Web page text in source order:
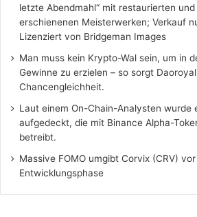
letzte Abendmahl“ mit restaurierten
erschienenen Meisterwerken; Verkauf
Lizenziert von Bridgeman Images
Man muss kein Krypto-Wal sein, um in
Gewinne zu erzielen – so sorgt
Chancengleichheit.
Laut einem On-Chain-Analysten wurde
aufgedeckt, die mit Binance Alpha-
betreibt.
Massive FOMO umgibt Corvix (CRV)
Entwicklungsphase